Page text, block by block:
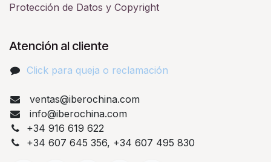
Protección de Datos y Copyright
Atención al cliente
Click para queja o reclamación​
ventas@iberochina.com
info@iberochina.com
+34 916 619 622
+34 607 645 356, +34 607 495 830